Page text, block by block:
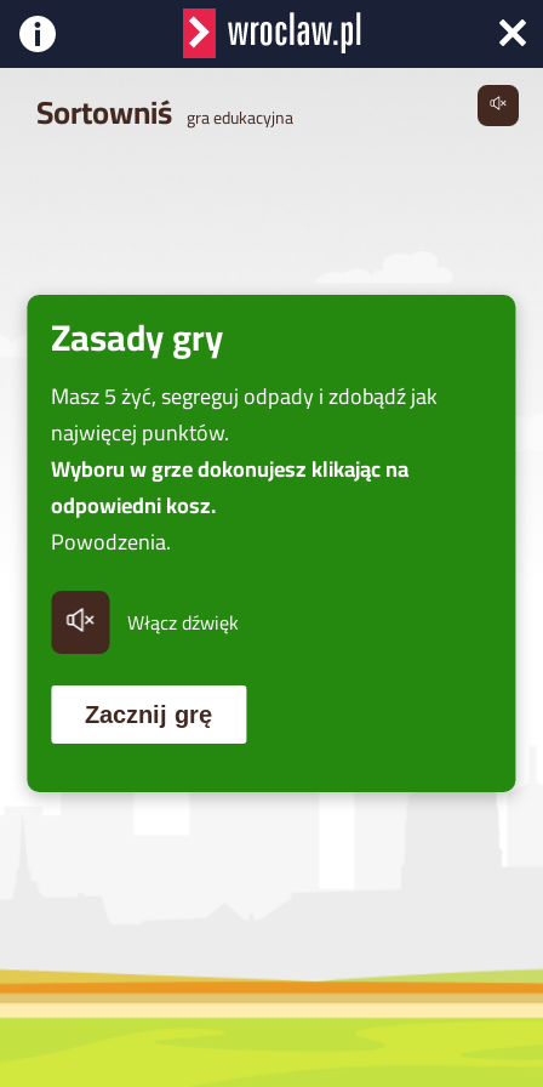
Wróć
do
Sortowniś gra edukacyjna
Zasady gry
Masz 5 żyć, segreguj odpady i zdobądź jak
najwięcej punktów.
Wyboru w grze dokonujesz klikając na
odpowiedni kosz.
Powodzenia.
Włącz dźwięk
Zacznij grę